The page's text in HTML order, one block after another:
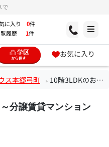
で
に入り 0件
覧履歴 1件
お気に入り
ス本郷弓町 10階3LDKのお部屋
分譲賃貸マンション